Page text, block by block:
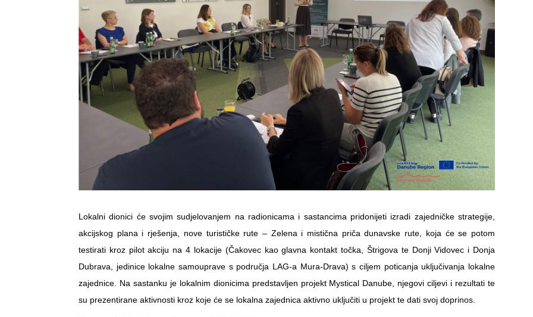
Lokalni dionici će svojim sudjelovanjem na radionicama i sastancima pridonijeti izradi zajedničke strategije,
akcijskog plana i rješenja, nove turističke rute – Zelena i mistična priča dunavske rute, koja će se potom
testirati kroz pilot akciju na 4 lokacije (Čakovec kao glavna kontakt točka, Štrigova te Donji Vidovec i Donja
Dubrava, jedinice lokalne samouprave s područja LAG-a Mura-Drava) s ciljem poticanja uključivanja lokalne
zajednice. Na sastanku je lokalnim dionicima predstavljen projekt Mystical Danube, njegovi ciljevi i rezultati te
su prezentirane aktivnosti kroz koje će se lokalna zajednica aktivno uključiti u projekt te dati svoj doprinos.